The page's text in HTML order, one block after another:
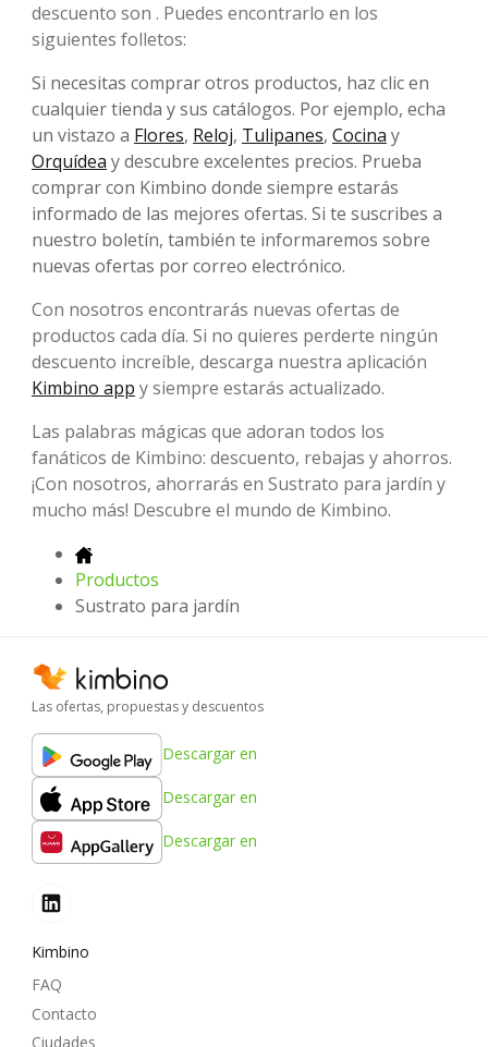
descuento son . Puedes encontrarlo en los
siguientes folletos:
Si necesitas comprar otros productos, haz clic en
cualquier tienda y sus catálogos. Por ejemplo, echa
un vistazo a Flores, Reloj, Tulipanes, Cocina y
Orquídea y descubre excelentes precios. Prueba
comprar con Kimbino donde siempre estarás
informado de las mejores ofertas. Si te suscribes a
nuestro boletín, también te informaremos sobre
nuevas ofertas por correo electrónico.
Con nosotros encontrarás nuevas ofertas de
productos cada día. Si no quieres perderte ningún
descuento increíble, descarga nuestra aplicación
Kimbino app y siempre estarás actualizado.
Las palabras mágicas que adoran todos los
fanáticos de Kimbino: descuento, rebajas y ahorros.
¡Con nosotros, ahorrarás en Sustrato para jardín y
mucho más! Descubre el mundo de Kimbino.
Productos
Sustrato para jardín
Las ofertas, propuestas y descuentos
Descargar en
Descargar en
Descargar en
Kimbino
FAQ
Contacto
Ciudades